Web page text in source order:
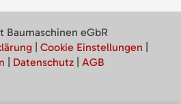
Baumaschinen eGbR
Cookie Einstellungen
Datenschutz AGB